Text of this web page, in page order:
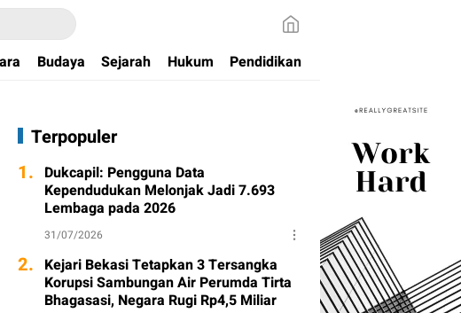
Budaya Sejarah Hukum Pendidikan
Terpopuler
1. Dukcapil: Pengguna Data
Kependudukan Melonjak Jadi 7.693
Lembaga pada 2026
31/07/2026
2. Kejari Bekasi Tetapkan 3 Tersangka
Korupsi Sambungan Air Perumda Tirta
Bhagasasi, Negara Rugi Rp4,5 Miliar